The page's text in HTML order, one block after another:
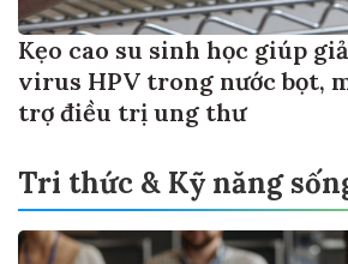
Kẹo cao su sinh học giúp
virus HPV trong nước bọt,
trợ điều trị ung thư
Tri thức & Kỹ năng